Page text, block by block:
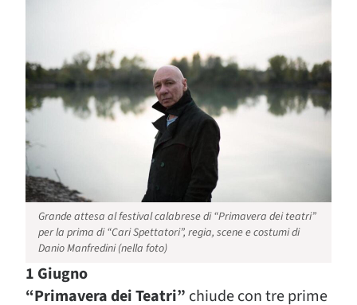
Grande attesa al festival calabrese di “Primavera dei teatri”
per la prima di “Cari Spettatori”, regia, scene e costumi di
Danio Manfredini (nella foto)
1 Giugno
“Primavera dei Teatri” chiude con tre prime